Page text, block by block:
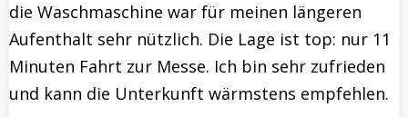
die Waschmaschine war für meinen längeren
Aufenthalt sehr nützlich. Die Lage ist top: nur 11
Minuten Fahrt zur Messe. Ich bin sehr zufrieden
und kann die Unterkunft wärmstens empfehlen.